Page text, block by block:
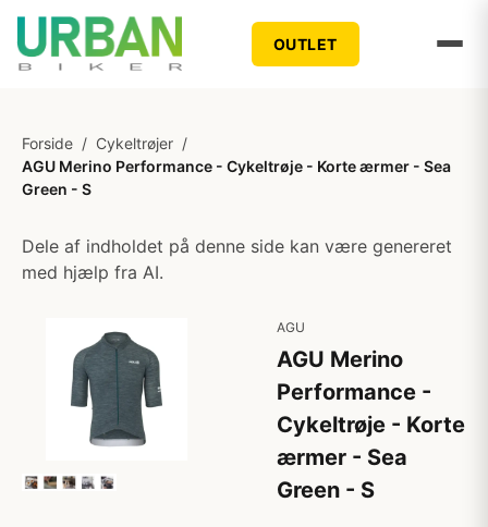
OUTLET
Forside / Cykeltrøjer /
AGU Merino Performance - Cykeltrøje - Korte ærmer - Sea
Green - S
Dele af indholdet på denne side kan være genereret
med hjælp fra AI.
AGU
AGU Merino
Performance -
Cykeltrøje - Korte
ærmer - Sea
Green - S